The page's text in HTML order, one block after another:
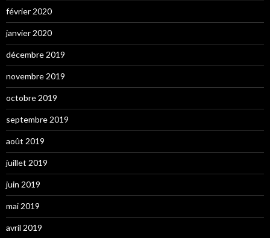
février 2020
janvier 2020
décembre 2019
novembre 2019
octobre 2019
septembre 2019
août 2019
juillet 2019
juin 2019
mai 2019
avril 2019